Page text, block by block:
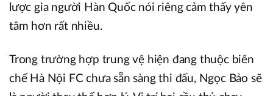
lược gia người Hàn Quốc nói riêng cảm thấy yên
tâm hơn rất nhiều.
Trong trường hợp trung vệ hiện đang thuộc biên
chế Hà Nội FC chưa sẵn sàng thi đấu, Ngọc Bảo sẽ